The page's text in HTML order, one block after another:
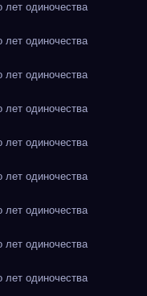
одиночества
одиночества
одиночества
одиночества
одиночества
одиночества
одиночества
одиночества
одиночества